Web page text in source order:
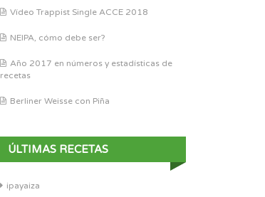
Vídeo Trappist Single ACCE 2018
NEIPA, cómo debe ser?
Año 2017 en números y estadísticas de
recetas
Berliner Weisse con Piña
ÚLTIMAS RECETAS
ipayaiza